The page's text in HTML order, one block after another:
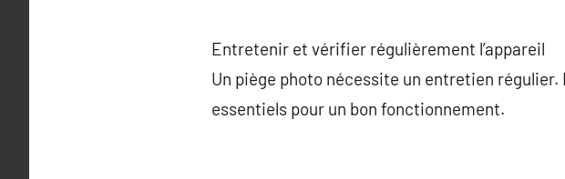
Entretenir et vérifier régulièrement l’appareil
Un piège photo nécessite un entretien
essentiels pour un bon fonctionnement.